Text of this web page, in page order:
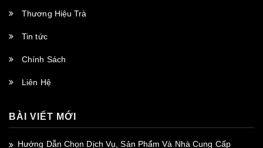
Thương Hiệu Trà
Tin tức
Chính Sách
Liên Hệ
BÀI VIẾT MỚI
Hướng Dẫn Chọn Dịch Vụ, Sản Phẩm Và Nhà Cung Cấp